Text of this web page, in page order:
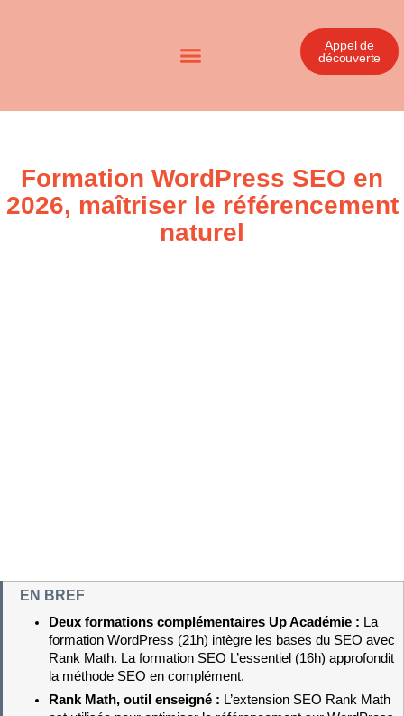
Appel de
découverte
Formation WordPress SEO en
2026, maîtriser le référencement
naturel
EN BREF
Deux formations complémentaires Up Académie : La
formation WordPress (21h) intègre les bases du SEO avec
Rank Math. La formation SEO L’essentiel (16h) approfondit
la méthode SEO en complément.
Rank Math, outil enseigné : L’extension SEO Rank Math